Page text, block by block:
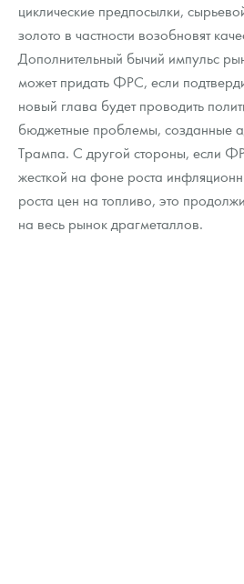
циклические предпосылки,
золото в частности возобновят
Дополнительный бычий импульс
может придать ФРС, если
новый глава будет проводить
бюджетные проблемы, созданные
Трампа. С другой стороны, если
жесткой на фоне роста
роста цен на топливо, это
на весь рынок драгметаллов.